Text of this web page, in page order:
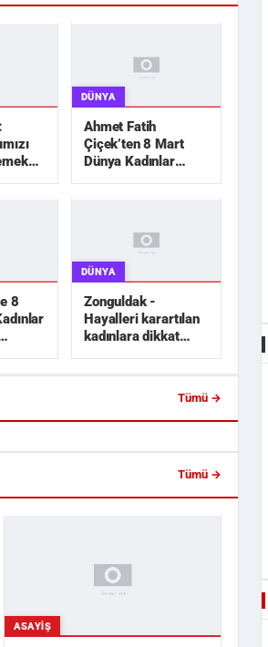
DÜNYA
Ahmet Fatih
Çiçek’ten 8 Mart
Dünya Kadınlar
8
DÜNYA
Zonguldak -
Hayalleri karartılan
kadınlara dikkat
gelinlik dik...
Tümü →
Tümü →
ASAYIŞ